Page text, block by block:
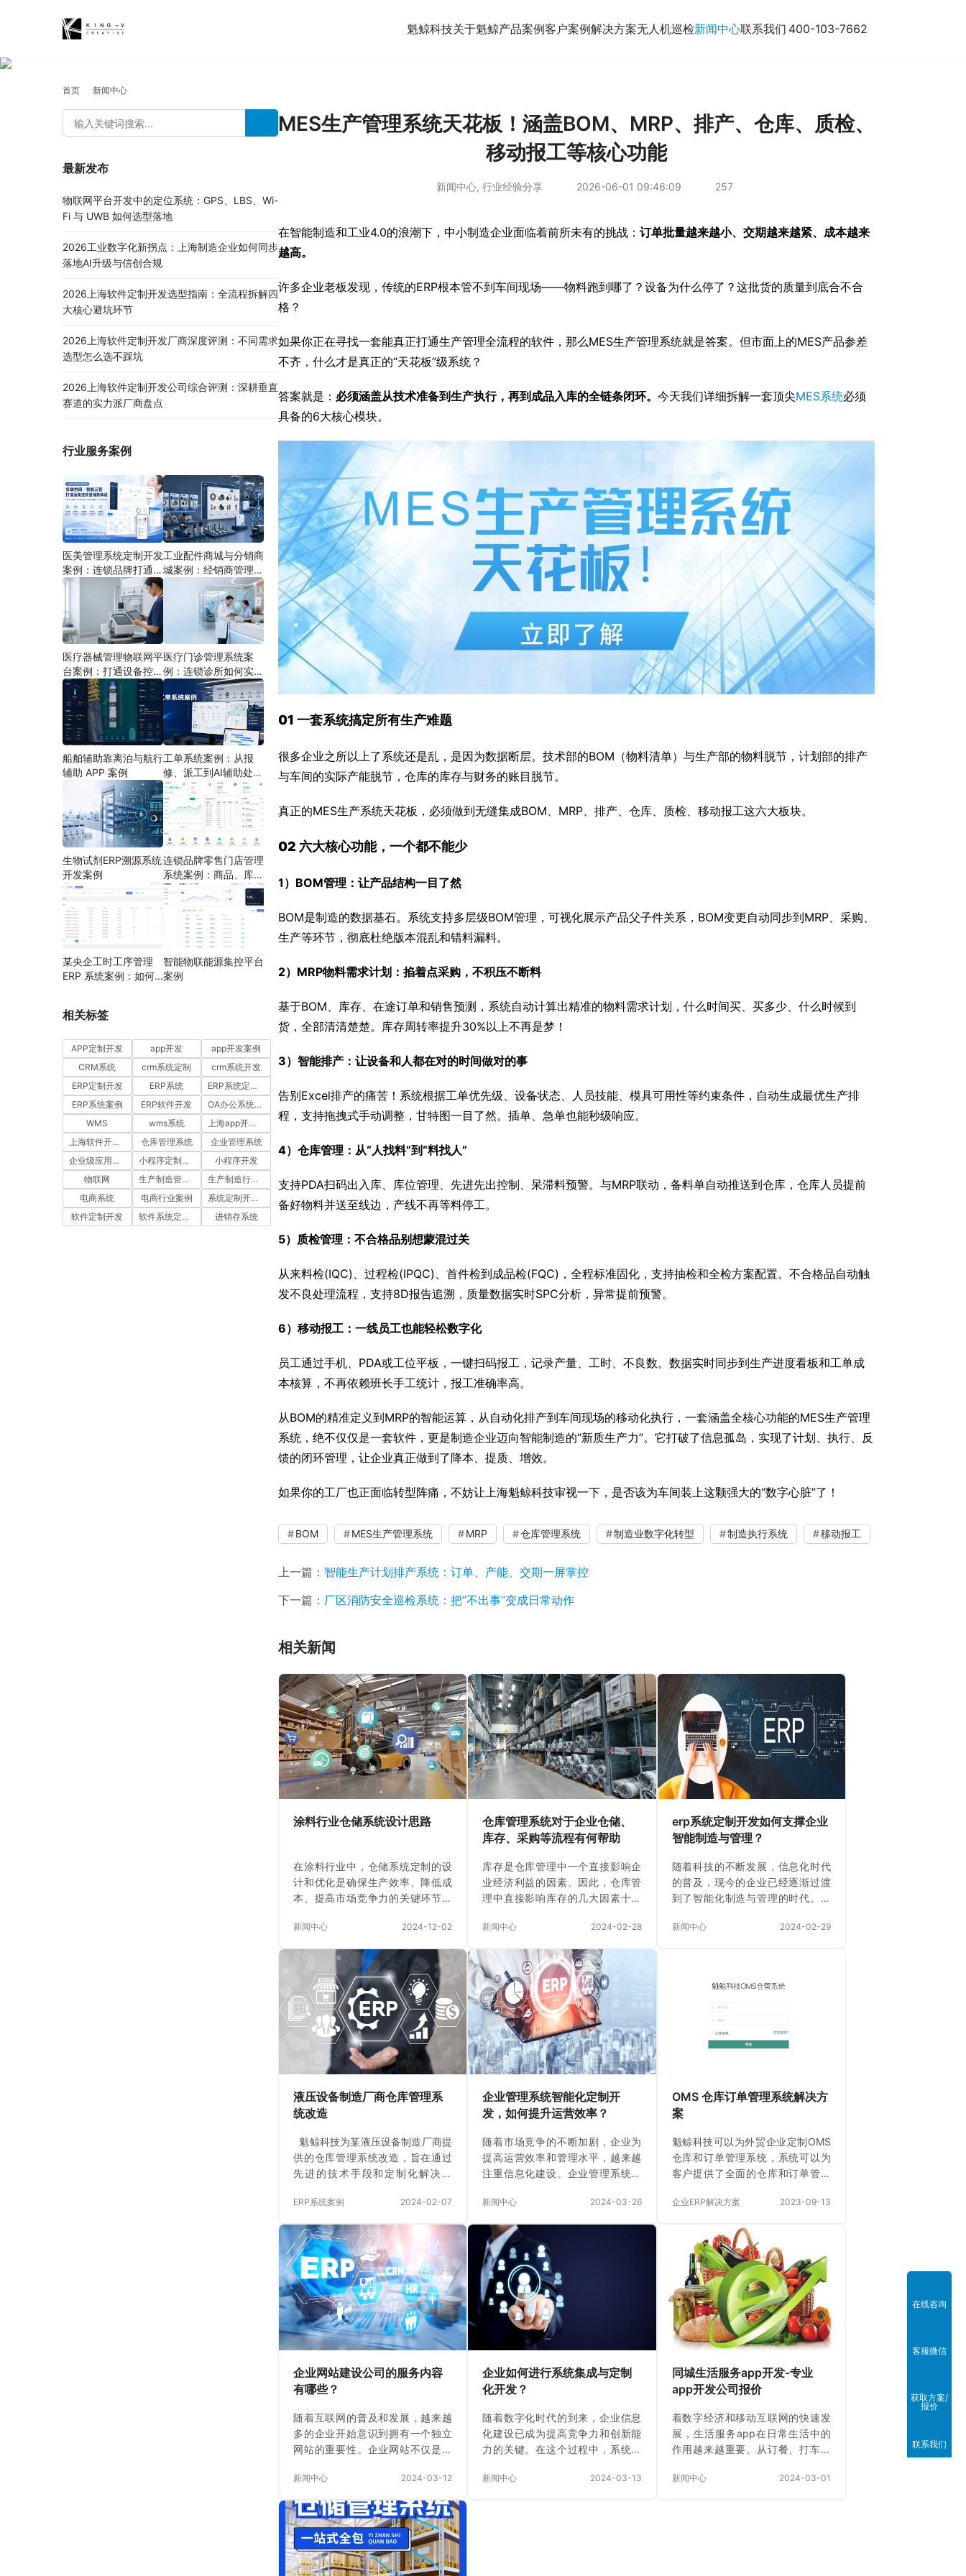
魁鲸科技关于魁鲸产品案例客户案例解决方案无人机巡检新闻中心联系我们 400-103-7662
首页 新闻中心
MES生产管理系统天花板！涵盖BOM、MRP、排产、仓库、质检、
移动报工等核心功能
新闻中心, 行业经验分享 2026-06-01 09:46:09 257
在智能制造和工业4.0的浪潮下，中小制造企业面临着前所未有的挑战： 订单批量越来越小、交期越来越紧、成本越来
越高。
许多企业老板发现，传统的ERP根本管不到车间现场——物料跑到哪了？设备为什么停了？这批货的质量到底合不合
格？
如果你正在寻找一套能真正打通生产管理全流程的软件，那么MES生产管理系统就是答案。但市面上的MES产品参差
不齐，什么才是真正的“天花板”级系统？
答案就是： 必须涵盖从技术准备到生产执行，再到成品入库的全链条闭环。 今天我们详细拆解一套顶尖MES系统必须
具备的6大核心模块。
01 一套系统搞定所有生产难题
很多企业之所以上了系统还是乱，是因为数据断层。技术部的BOM（物料清单）与生产部的物料脱节，计划部的排产
与车间的实际产能脱节，仓库的库存与财务的账目脱节。
真正的MES生产系统天花板，必须做到无缝集成BOM、MRP、排产、仓库、质检、移动报工这六大板块。
02 六大核心功能，一个都不能少
1）BOM管理：让产品结构一目了然
BOM是制造的数据基石。系统支持多层级BOM管理，可视化展示产品父子件关系，BOM变更自动同步到MRP、采购、
生产等环节，彻底杜绝版本混乱和错料漏料。
2）MRP物料需求计划：掐着点采购，不积压不断料
基于BOM、库存、在途订单和销售预测，系统自动计算出精准的物料需求计划，什么时间买、买多少、什么时候到
货，全部清清楚楚。库存周转率提升30%以上不再是梦！
3）智能排产：让设备和人都在对的时间做对的事
告别Excel排产的痛苦！系统根据工单优先级、设备状态、人员技能、模具可用性等约束条件，自动生成最优生产排
程，支持拖拽式手动调整，甘特图一目了然。插单、急单也能秒级响应。
4）仓库管理：从“人找料”到“料找人”
支持PDA扫码出入库、库位管理、先进先出控制、呆滞料预警。与MRP联动，备料单自动推送到仓库，仓库人员提前
备好物料并送至线边，产线不再等料停工。
5）质检管理：不合格品别想蒙混过关
从来料检(IQC)、过程检(IPQC)、首件检到成品检(FQC)，全程标准固化，支持抽检和全检方案配置。不合格品自动触
发不良处理流程，支持8D报告追溯，质量数据实时SPC分析，异常提前预警。
6）移动报工：一线员工也能轻松数字化
员工通过手机、PDA或工位平板，一键扫码报工，记录产量、工时、不良数。数据实时同步到生产进度看板和工单成
本核算，不再依赖班长手工统计，报工准确率高。
从BOM的精准定义到MRP的智能运算，从自动化排产到车间现场的移动化执行，一套涵盖全核心功能的MES生产管理
系统，绝不仅仅是一套软件，更是制造企业迈向智能制造的“新质生产力”。它打破了信息孤岛，实现了计划、执行、反
馈的闭环管理，让企业真正做到了降本、提质、增效。
如果你的工厂也正面临转型阵痛，不妨让上海魁鲸科技审视一下，是否该为车间装上这颗强大的“数字心脏”了！
BOM MES生产管理系统 MRP 仓库管理系统 制造业数字化转型 制造执行系统 移动报工
上一篇： 智能生产计划排产系统：订单、产能、交期一屏掌控
下一篇： 厂区消防安全巡检系统：把”不出事”变成日常动作
相关新闻
涂料行业仓储系统设计思路
在涂料行业中，仓储系统定制的设
计和优化是确保生产效率、降低成
本、提高市场竞争力的关键环节。
应对市场需求变化，减少库存积
文将深入探讨涂料行业仓储系统的
设计思路，突出定制重要性。 一、
涂料行业仓储系统的重要性 涂料行
业具有高度的竞争性和产品多样
性，这使得仓储管理变得复杂而关
键。有效的仓储系统设计可以优化
库存水平，提升物流效率，从而增
强企业的市场反应速度。在涂料行
限制、需要特定储存条件等），系
统定制显得尤为重要。…
新闻中心 2024-12-02
仓库管理系统对于企业仓储、
库存、采购等流程有何帮助
库存是仓库管理中一个直接影响企
业经济利益的因素。因此，仓库管
理中直接影响库存的几大因素十分
业业务和财务体系的科学集中管
低企业的运营成本，实现企业的数
字化和信息管理，帮助中小企业实
现以客户为中心的数字化转型。
一、采购管理 企业的采购管理直接
关系到仓库存货的数量和存货的种
类。如果采购管理得当，那么仓库
货存的品种和数量就会处于合理状
态，并且在仓库的高峰期也能保证
货品安全存储。反之，如果采购管
理失当，那么货品和数量将会急遽
波动，甚至出现堆积…
新闻中心 2024-02-28
erp系统定制开发如何支撑企业
智能制造与管理？
随着科技的不断发展，信息化时代
的普及，现今的企业已经逐渐过渡
到了智能化制造与管理的时代。而
就在于erp系统的定制开发。 erp系
资源的高效利用和优化。因此，对
于企业而言，erp系统不仅仅是一套
软件，而是一个集合系统，它可以
辅助企业实现全面的资源及流程管
制造与管理需求，开展erp系统的定
制开发呢？ 首先，erp系统定制开…
新闻中心 2024-02-29
液压设备制造厂商仓库管理系
统改造
魁鲸科技为某液压设备制造厂商提
供的仓库管理系统改造，旨在通过
先进的技术手段和定制化解决方
性及透明度。以下是我们在改造过
功能改进： 业务痛点 入库流程复
杂，效率低下：传统的入库流程依
赖大量人工操作，容易出错且耗时
长，无法实现高效的入库管理。 库
存管理不准确：实时库存数据难以
获取，库存信息更新滞后，导致物
料管理不准确，影响生产计划的制
定和执行。 物料出库和发料效率
低：手动发料过程繁琐，容易出现
物料发放错误，影响生产线物料供
应的…
ERP系统案例 2024-02-07
企业管理系统智能化定制开
发，如何提升运营效率？
随着市场竞争的不断加剧，企业为
提高运营效率和管理水平，越来越
注重信息化建设。企业管理系统作
一，扮演着至关重要的角色。而智
系统效率的重要手段。 企业管理
系统智能化定制开发，是指将人工
智能技术与企业管理系统结合起
来，实现全方位、全流程的管理。
智能化定制开发在充分理解客户需
求的基础上，通过对企业管理系统
的优化和精细化管理，提高了企业
的运营效率和生产力，实现了企业
数字化转型。 首先，魁鲸科技智
能化定制开发可以根据企业的实际
需求进行定…
新闻中心 2024-03-26
OMS 仓库订单管理系统解决方
案
魁鲸科技可以为外贸企业定制OMS
仓库和订单管理系统，系统可以为
客户提供了全面的仓库和订单管理
虚拟仓库的运营商，都可以依托定
率，提供更好的客户服务体验。如
需了解更多详情或演示，请随时联
系我们的客户支持团队。 1. 简介
OMS（订单管理系统）是一款高效
的仓库和订单管理系统，为您提供
全面的仓储和订单处理解决方案。
本系统不仅支持实体仓库和虚拟仓
库的管理，还能够简化订单的创
息管理、箱号登记、费用登记等功
能，满足您对…
企业ERP解决方案 2023-09-13
企业网站建设公司的服务内容
有哪些？
随着互联网的普及和发展，越来越
多的企业开始意识到拥有一个独立
网站的重要性。企业网站不仅是一
台，还是与潜在客户建立联系、提
对于许多企业来说，如何建设一个
专业、美观、功能强大的网站却是
一个难题。这时，企业网站建设公
司的出现就成为了解决这一问题的
新闻中心 2024-03-12
企业如何进行系统集成与定制
化开发？
随着数字化时代的到来，企业信息
化建设已成为提高竞争力和创新能
力的关键。在这个过程中，系统集
动着企业实现数字化转型和信息化
新闻中心 2024-03-13
同城生活服务app开发-专业
app开发公司报价
着数字经济和移动互联网的快速发
展，生活服务app在日常生活中的
作用越来越重要。从订餐、打车、
成为人们与日常生活息息相关的必
新闻中心 2024-03-01
最新发布
物联网平台开发中的定位系统：GPS、LBS、Wi-
Fi 与 UWB 如何选型落地
2026工业数字化新拐点：上海制造企业如何同步
落地AI升级与信创合规
2026上海软件定制开发选型指南：全流程拆解四
大核心避坑环节
2026上海软件定制开发厂商深度评测：不同需求
选型怎么选不踩坑
2026上海软件定制开发公司综合评测：深耕垂直
赛道的实力派厂商盘点
行业服务案例
医美管理系统定制开发
案例：连锁品牌打通多
端协同
工业配件商城与分销商
城案例：经销商管理系
统如何分期建设
医疗器械管理物联网平
台案例：打通设备控
制、状态采集与远程运
维
医疗门诊管理系统案
例：连锁诊所如何实现
多门店协同运营
船舶辅助靠离泊与航行
辅助 APP 案例
工单系统案例：从报
修、派工到AI辅助处理
的定制开发方案
生物试剂ERP溯源系统
开发案例
连锁品牌零售门店管理
系统案例：商品、库
存、会员和门店运营如
何打通
某央企工时工序管理
ERP 系统案例：如何
智能物联能源集控平台
案例
相关标签
APP定制开发 app开发
app开发案例
CRM系统
crm系统定制
crm系统开发
ERP定制开发
ERP系统
ERP系统定制多少钱一套
ERP系统案例
ERP软件开发
OA办公系统开发
WMS
wms系统
上海app开发公司
上海软件开发公司
仓库管理系统
企业管理系统
企业级应用开发服务案例
小程序定制开发
小程序开发
物联网
生产制造管理系统
生产制造行业案例
电商系统
电商行业案例
系统定制开发案例
软件定制开发
软件系统定制开发 进销存系统
在线咨询
客服微信
获取方案/
报价
联系我们